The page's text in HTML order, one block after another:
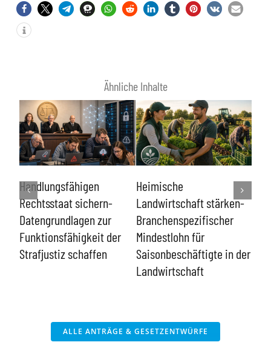
Ähnliche Inhalte
Handlungsfähigen
Rechtsstaat sichern-
Datengrundlagen zur
Funktionsfähigkeit der
Strafjustiz schaffen
Heimische
Landwirtschaft stärken-
Branchenspezifischer
Mindestlohn für
Saisonbeschäftigte in der
Landwirtschaft
ALLE ANTRÄGE & GESETZENTWÜRFE